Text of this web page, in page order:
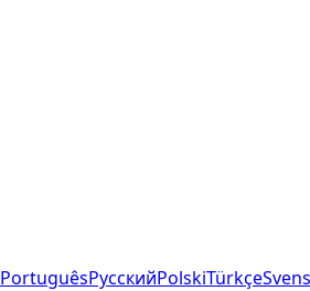
PortuguêsРусскийPolskiTürkçe